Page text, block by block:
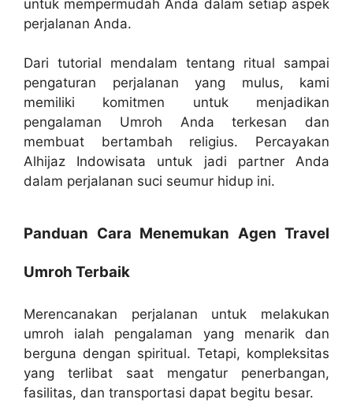
untuk mempermudah Anda dalam setiap aspek
perjalanan Anda.
Dari tutorial mendalam tentang ritual sampai
pengaturan perjalanan yang mulus, kami
memiliki komitmen untuk menjadikan
pengalaman Umroh Anda terkesan dan
membuat bertambah religius. Percayakan
Alhijaz Indowisata untuk jadi partner Anda
dalam perjalanan suci seumur hidup ini.
Panduan Cara Menemukan Agen Travel
Umroh Terbaik
Merencanakan perjalanan untuk melakukan
umroh ialah pengalaman yang menarik dan
berguna dengan spiritual. Tetapi, kompleksitas
yang terlibat saat mengatur penerbangan,
fasilitas, dan transportasi dapat begitu besar.